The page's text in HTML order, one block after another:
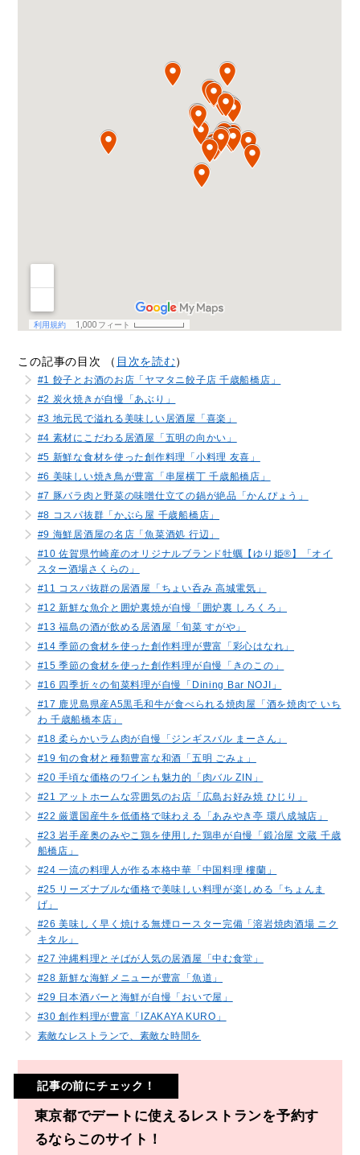
この記事の目次 （ 目次を読む）
#1 餃子とお酒のお店「ヤマタニ餃子店 千歳船橋店」
#2 炭火焼きが自慢「あぶり」
#3 地元民で溢れる美味しい居酒屋「喜楽」
#4 素材にこだわる居酒屋「五明の向かい」
#5 新鮮な食材を使った創作料理「小料理 友喜」
#6 美味しい焼き鳥が豊富「串屋横丁 千歳船橋店」
#7 豚バラ肉と野菜の味噌仕立ての鍋が絶品「かんぴょう」
#8 コスパ抜群「かぶら屋 千歳船橋店」
#9 海鮮居酒屋の名店「魚菜酒処 行辺」
#10 佐賀県竹崎産のオリジナルブランド牡蠣【ゆり姫®︎】「オイ
スター酒場さくらの」
#11 コスパ抜群の居酒屋「ちょい呑み 高城電気」
#12 新鮮な魚介と囲炉裏焼が自慢「囲炉裏 しろくろ」
#13 福島の酒が飲める居酒屋「旬菜 すがや」
#14 季節の食材を使った創作料理が豊富「彩心はなれ」
#15 季節の食材を使った創作料理が自慢「きのこの」
#16 四季折々の旬菜料理が自慢「Dining Bar NOJI」
#17 鹿児島県産A5黒毛和牛が食べられる焼肉屋「酒を焼肉で いち
わ 千歳船橋本店」
#18 柔らかいラム肉が自慢「ジンギスバル まーさん」
#19 旬の食材と種類豊富な和酒「五明 ごみょ」
#20 手頃な価格のワインも魅力的「肉バル ZIN」
#21 アットホームな雰囲気のお店「広島お好み焼 ひじり」
#22 厳選国産牛を低価格で味わえる「あみやき亭 環八成城店」
#23 岩手産奥のみやこ鶏を使用した鶏串が自慢「鍛冶屋 文蔵 千歳
船橋店」
#24 一流の料理人が作る本格中華「中国料理 樓蘭」
#25 リーズナブルな価格で美味しい料理が楽しめる「ちょんま
げ」
#26 美味しく早く焼ける無煙ロースター完備「溶岩焼肉酒場 ニク
キタル」
#27 沖縄料理とそばが人気の居酒屋「中む食堂」
#28 新鮮な海鮮メニューが豊富「魚道」
#29 日本酒バーと海鮮が自慢「おいで屋」
#30 創作料理が豊富「IZAKAYA KURO」
素敵なレストランで、素敵な時間を
記事の前にチェック！
東京都でデートに使えるレストランを予約す
るならこのサイト！